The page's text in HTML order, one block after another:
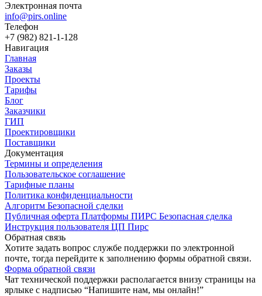
Электронная почта
info@pirs.online
Телефон
+7 (982) 821-1-128
Навигация
Главная
Заказы
Проекты
Тарифы
Блог
Заказчики
ГИП
Проектировщики
Поставщики
Документация
Термины и определения
Пользовательское соглашение
Тарифные планы
Политика конфиденциальности
Алгоритм Безопасной сделки
Публичная оферта Платформы ПИРС Безопасная сделка
Инструкция пользователя ЦП Пирс
Обратная связь
Хотите задать вопрос службе поддержки по электронной
почте, тогда перейдите к заполнению формы обратной связи.
Форма обратной связи
Чат технической поддержки располагается внизу страницы на
ярлыке с надписью “Напишите нам, мы онлайн!”